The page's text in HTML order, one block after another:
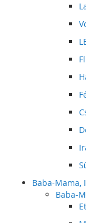
Baba-Mama,
Baba-